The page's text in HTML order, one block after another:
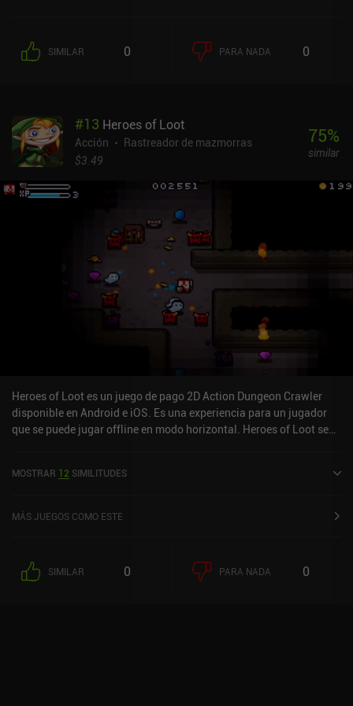
divertido que en los juegos anteriores, pero sigue adoleciendo de la
ausencia de controles de joystick virtuales, lo que nos obliga a
permite unirnos a los mundos de otros jugadores y se divide en
cooperativo o PvP. Si el alma de nuestro personaje es pura,
podremos solicitar ayuda a otros jugadores para derrotar a
luchar contra el otro jugador en PvP. Por desgracia, el modo
multijugador no estaba disponible mientras jugué, pero se han
introducido mejoras en las últimas actualizaciones.bit Dungeon III
es un juego premium de 1,99 $ sin anuncios ni iAP. Es un juego
más completo que el primero de la serie, pero por desgracia no es
tan divertido y adolece de la misma interfaz diminuta que sus
predecesores. Aunque no es una recomendación clara, los fans de
los RPG de acción y los roguelikes podrían disfrutar de su
desafiante jugabilidad y sus difíciles combates contra jefes
SIMILAR 0 PARA NADA 0
#13 Heroes of Loot
Acción
Rastreador de mazmorras
$3.49
75%
similar
Heroes of Loot es un juego de pago 2D Action Dungeon Crawler
disponible en Android e iOS. Es una experiencia para un jugador
que se puede jugar offline en modo horizontal. Heroes of Loot se
MOSTRAR 12 SIMILITUDES
MÁS JUEGOS COMO ESTE
SIMILAR 0 PARA NADA 0